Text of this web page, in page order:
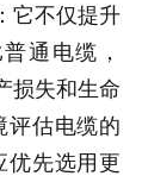
它不仅提升
通电缆，
损失和生命
评估电缆的
优先选用更